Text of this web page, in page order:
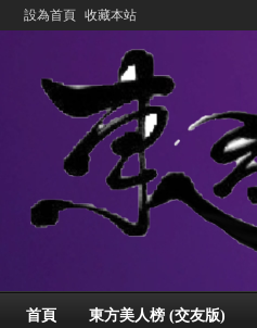
設為首頁 收藏本站
首頁 東方美人榜 (交友版)